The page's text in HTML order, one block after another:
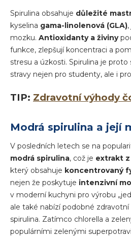
Spirulina obsahuje důležité
kyselina gama-linolenová (GLA)
mozku. Antioxidanty a živiny
funkce, zlepšují koncentraci a
stresu a úzkosti. Spirulina je
stravy nejen pro studenty, ale i
TIP: Zdravotní výhody
Modrá spirulina a její
V posledních letech se na
modrá spirulina, což je extrakt
který obsahuje koncentrovaný
nejen že poskytuje intenzivní
v moderní kuchyni pro výrobu
ale také nabízí podobné
spirulina. Zatímco chlorella a
populárními zelenými